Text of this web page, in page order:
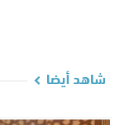
شاهد أيضا